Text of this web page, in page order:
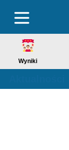
Wyniki